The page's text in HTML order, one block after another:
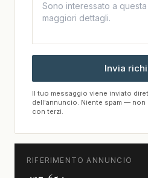
Invia
Il tuo messaggio viene inviato
dell'annuncio. Niente spam — non
con terzi.
RIFERIMENTO ANNUNCIO